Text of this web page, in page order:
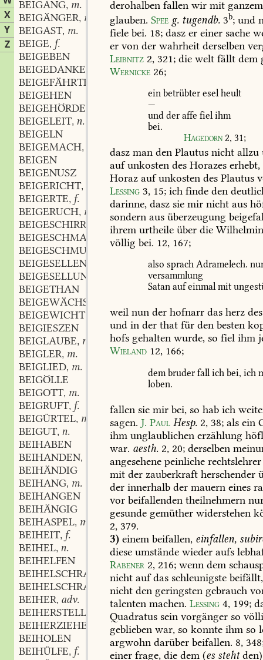
X
Y
Z
BEIGANG, m.
BEIGÄNGER, m.
BEIGAST, m.
BEIGE, f.
BEIGEBEN
BEIGEDANKE
BEIGEFÄHRTE
BEIGEHEN
BEIGEHÖRDE
BEIGELEIT, n.
BEIGELN
BEIGEMACH,
BEIGEN
BEIGENUSZ
BEIGERICHT,
BEIGERTE, f.
BEIGERUCH, m.
BEIGESCHIRRIG
BEIGESCHMACK
m.
BEIGESCHMUCK
m.
BEIGESELLEN
BEIGESELLUNG
BEIGETHAN
BEIGEWÄCHS
BEIGEWICHT,
BEIGIESZEN
BEIGLAUBE, m.
BEIGLER, m.
BEIGLIED, m.
BEIGÖLLE
BEIGOTT, m.
BEIGRUFT, f.
BEIGÜRTEL, m.
BEIGUT, n.
BEIHABEN
BEIHANDEN,
BEIHÄNDIG
BEIHANG, m.
BEIHANGEN
BEIHÄNGIG
BEIHASPEL, m.
BEIHEIT, f.
BEIHEL, n.
BEIHELFEN
BEIHELSCHRACKEN
BEIHELSCHRACKER, m.
BEIHER, adv.
BEIHERSTELLEN
BEIHERZIEHEN
BEIHOLEN
BEIHÜLFE, f.
derohalben fallen wir mit ganzem
glauben. Spee g. tugendb. 3b; und
fiele bei. 18; dasz er einer sache
er von der wahrheit derselben
Leibnitz 2, 321; die welt fällt dem
Wernicke 26;
ein betrübter eselheult
—
und der affe fielihm
bei.
Hagedorn 2, 31;
dasz man den Plautus nicht allzu
aufunkosten des Horazes erhebt,
Horaz aufunkosten des Plautus
Lessing 3, 15; ich finde den
darinne, dasz sie mir nicht aus
sondern aus überzeugung
ihrem urtheile über die
völlig bei. 12, 167;
also sprach Adramelech.
versammlung
Satan aufeinmalmit
weil nun der hofnarr das herz des
und in der that für den besten
hofs gehalten wurde, so fiel ihm
Wieland 12, 166;
dem bruder fall ich bei, ich
loben.
fallen sie mir bei, so hab ich
sagen. J. Paul Hesp. 2, 38; als ein
ihm unglaublichen erzählung
war. aesth. 2, 20; derselben
angesehene peinliche rechtslehrer
mit der zauberkraft herschender
der innerhalb der mauern eines
vor beifallenden theilnehmern
gesunde gemüther widerstehen
2, 379.
3) einem beifallen, einfallen,
diese umstände wieder aufs
Rabener 2, 216; wenn dem
nicht aufdas schleunigste beifällt,
nicht den geringsten gebrauch
talenten machen. Lessing 4, 199;
Quadratus sein vorgänger so
geblieben war, so konnte ihm so
argwohn darüber beifallen. 8,
einer frage, die dem (es stehtden)